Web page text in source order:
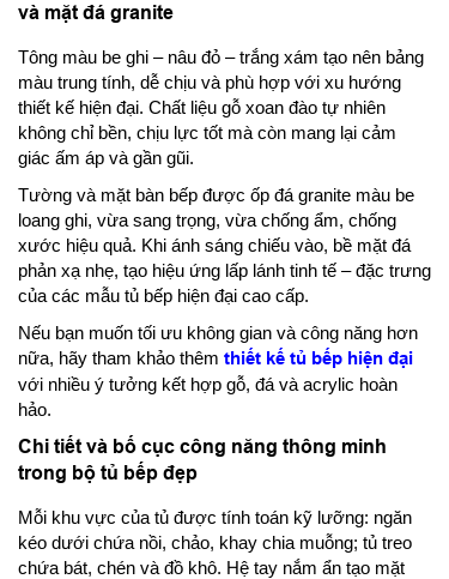
và mặt đá granite
Tông màu be ghi – nâu đỏ – trắng xám tạo nên bảng
màu trung tính, dễ chịu và phù hợp với xu hướng
thiết kế hiện đại. Chất liệu gỗ xoan đào tự nhiên
không chỉ bền, chịu lực tốt mà còn mang lại cảm
giác ấm áp và gần gũi.
Tường và mặt bàn bếp được ốp đá granite màu be
loang ghi, vừa sang trọng, vừa chống ẩm, chống
xước hiệu quả. Khi ánh sáng chiếu vào, bề mặt đá
phản xạ nhẹ, tạo hiệu ứng lấp lánh tinh tế – đặc trưng
của các mẫu tủ bếp hiện đại cao cấp.
Nếu bạn muốn tối ưu không gian và công năng hơn
nữa, hãy tham khảo thêm thiết kế tủ bếp hiện đại
với nhiều ý tưởng kết hợp gỗ, đá và acrylic hoàn
hảo.
Chi tiết và bố cục công năng thông minh
trong bộ tủ bếp đẹp
Mỗi khu vực của tủ được tính toán kỹ lưỡng: ngăn
kéo dưới chứa nồi, chảo, khay chia muỗng; tủ treo
chứa bát, chén và đồ khô. Hệ tay nắm ẩn tạo mặt